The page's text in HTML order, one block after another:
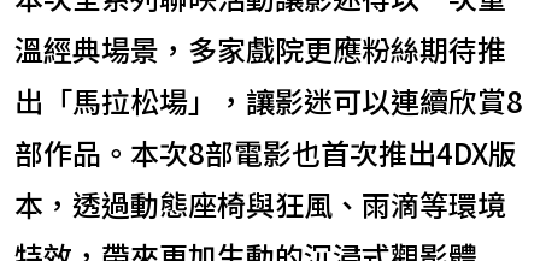
溫經典場景，多家戲院更應粉絲期待推
出「馬拉松場」，讓影迷可以連續欣賞8
部作品。本次8部電影也首次推出4DX版
本，透過動態座椅與狂風、雨滴等環境